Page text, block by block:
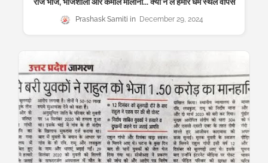
Prashask Samiti December 29, 2024